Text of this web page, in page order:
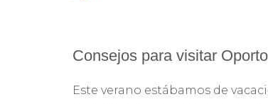
Consejos para visitar
Este verano estábamos de